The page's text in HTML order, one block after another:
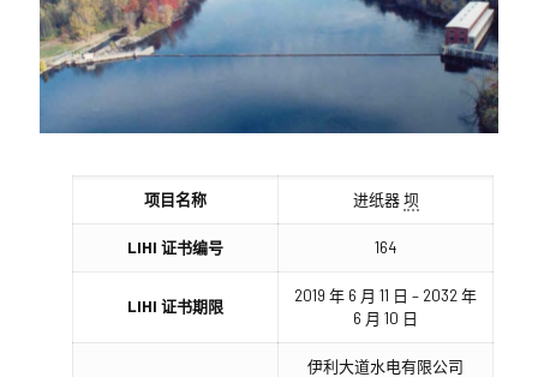
项目名称 进纸器坝
LIHI 证书编号 164
LIHI 证书期限
2019 年 6 月 11 日 – 2032 年
6 月 10 日
伊利大道水电有限公司